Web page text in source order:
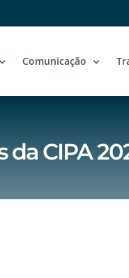
Comunicação
CIPA